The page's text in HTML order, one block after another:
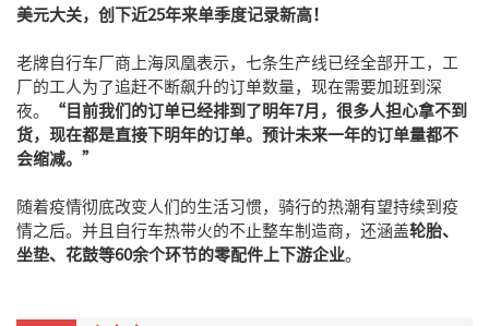
美元大关，创下近25年来单季度记录新高！
老牌自行车厂商上海凤凰表示，七条生产线已经全部开工，工
厂的工人为了追赶不断飙升的订单数量，现在需要加班到深
夜。
“目前我们的订单已经排到了明年7月，很多人担心拿不到
货，现在都是直接下明年的订单。预计未来一年的订单量都不
会缩减。”
随着疫情彻底改变人们的生活习惯，骑行的热潮有望持续到疫
情之后。并且自行车热带火的不止整车制造商，还涵盖轮胎、
坐垫、花鼓等60余个环节的零配件上下游企业。